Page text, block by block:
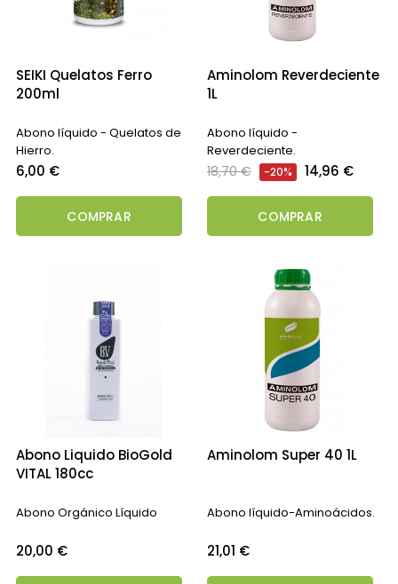
SEIKI Quelatos Ferro
200ml
Abono líquido - Quelatos de
Hierro.
Precio
6,00 €
COMPRAR
Aminolom Reverdeciente
1L
Abono líquido -
Reverdeciente.
Precio
18,70 € -20% Precio
14,96 €
COMPRAR
Abono Liquido BioGold
VITAL 180cc
Abono Orgánico Líquido
Precio
20,00 €
Aminolom Super 40 1L
Abono líquido-Aminoácidos.
Precio
21,01 €